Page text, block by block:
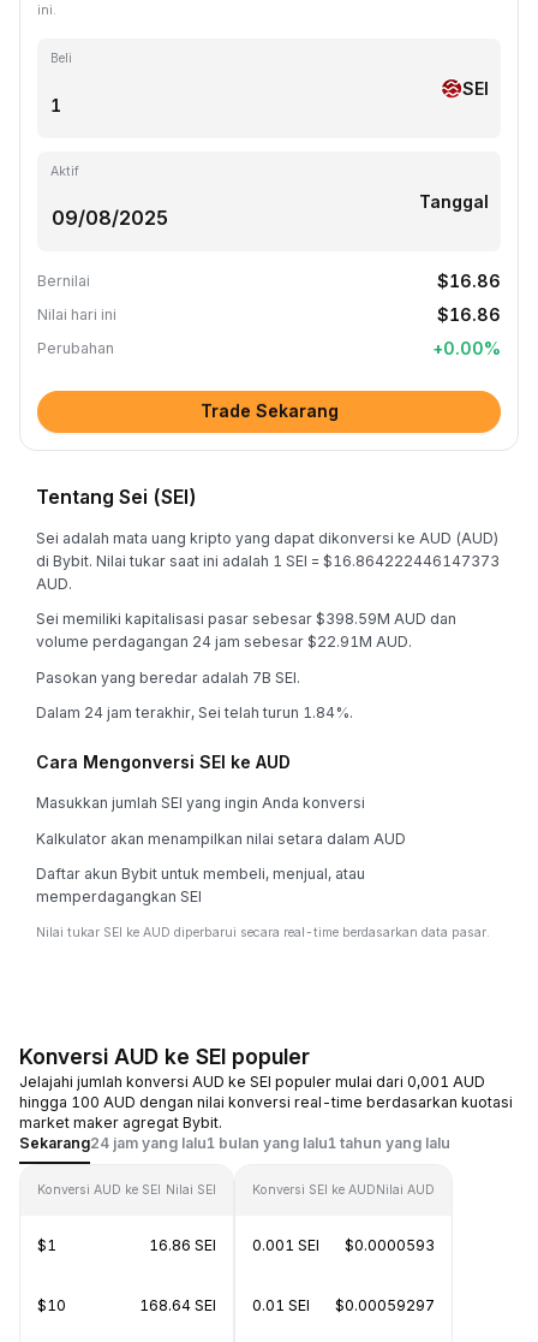
ini.
Beli
SEI
Aktif
Tanggal
Bernilai $16.86
Nilai hari ini $16.86
Perubahan +0.00%
Trade Sekarang
Tentang Sei (SEI)
Sei adalah mata uang kripto yang dapat dikonversi ke AUD (AUD)
di Bybit. Nilai tukar saat ini adalah 1 SEI = $16.864222446147373
AUD.
Sei memiliki kapitalisasi pasar sebesar $398.59M AUD dan
volume perdagangan 24 jam sebesar $22.91M AUD.
Pasokan yang beredar adalah 7B SEI.
Dalam 24 jam terakhir, Sei telah turun 1.84%.
Cara Mengonversi SEI ke AUD
Masukkan jumlah SEI yang ingin Anda konversi
Kalkulator akan menampilkan nilai setara dalam AUD
Daftar akun Bybit untuk membeli, menjual, atau
memperdagangkan SEI
Nilai tukar SEI ke AUD diperbarui secara real-time berdasarkan data pasar.
Konversi AUD ke SEI populer
Jelajahi jumlah konversi AUD ke SEI populer mulai dari 0,001 AUD
hingga 100 AUD dengan nilai konversi real-time berdasarkan kuotasi
market maker agregat Bybit.
Sekarang24 jam yang lalu1 bulan yang lalu1 tahun yang lalu
Konversi AUD ke SEI Nilai SEI
$1 16.86 SEI
$10 168.64 SEI
Konversi SEI ke AUDNilai AUD
0.001 SEI $0.0000593
0.01 SEI $0.00059297